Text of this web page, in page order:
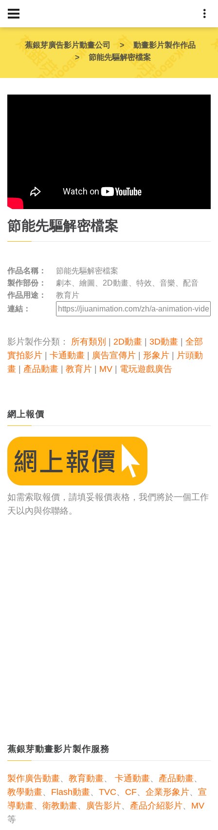
蕉銀芽廣告影片動畫公司
動畫影片製作作品
節能先驅解密檔案
節能先驅解密檔案
作品名稱：
節能先驅解密檔案
製作部份：
劇本、繪圖、2D動畫、特效、音樂、配音
作品用途：
教育片
連結：
影片製作分類： 所有類別 2D動畫 3D動畫
全部
實拍影片
卡通動畫 廣告宣傳片 形象片
片頭動
畫
產品動畫 教育片 MV 電玩遊戲廣告
網上報價
如需索取報價，請填妥報價表格，我們將於一個工作
天以內與你聯絡。
蕉銀芽動畫影片製作服務
製作廣告動畫、 教育動畫、 卡通動畫、 產品動畫、
教學動畫、 Flash動畫、 TVC、 CF、 企業形象片、 宣
導動畫、 衛教動畫、 廣告影片、 產品介紹影片、 MV
等